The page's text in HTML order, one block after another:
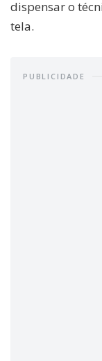
dispensar o
tela.
PUBLICIDADE